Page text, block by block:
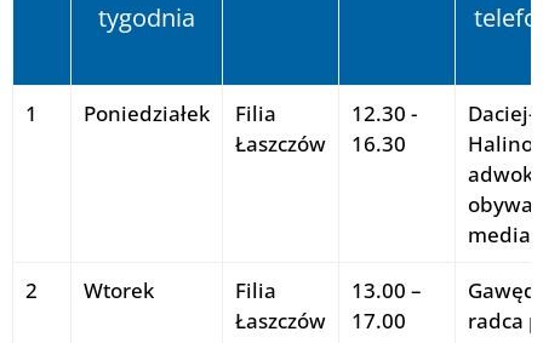
tygodnia
1 Poniedziałek
Filia
Łaszczów
12.30 -
16.30
Daciej-
2
Wtorek
Filia
Łaszczów
13.00 –
17.00
radca